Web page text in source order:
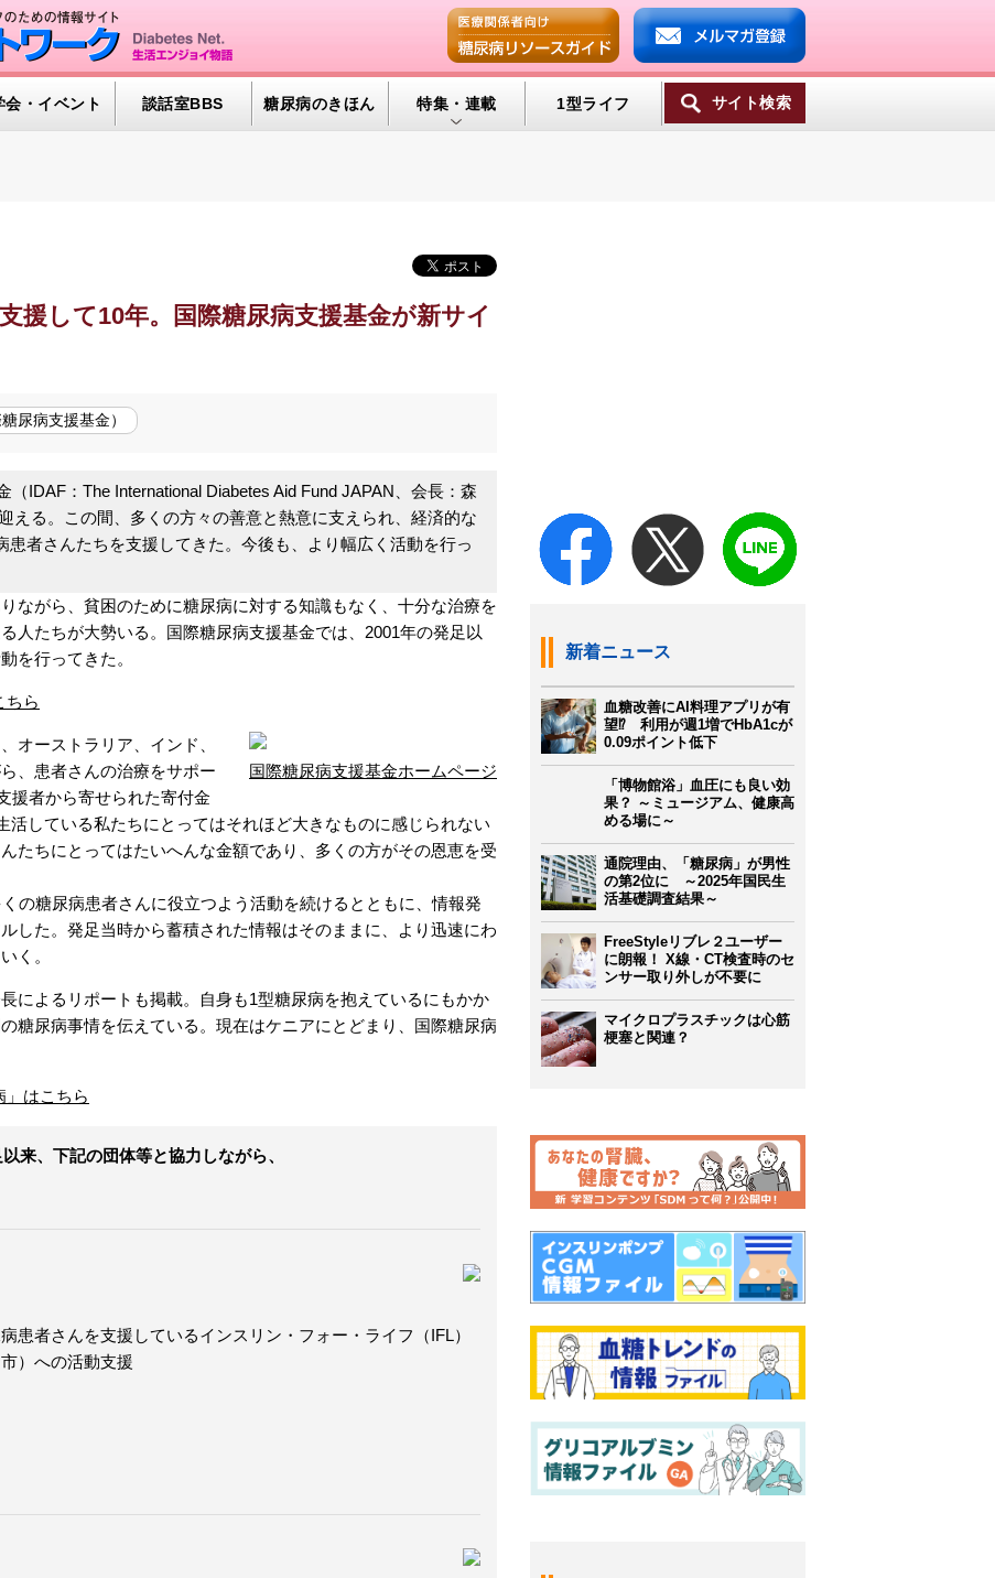
会・イベント 談話室BBS 糖尿病のきほん 特集・連載
グリコアルブミン
1型ライフ サイト検索
援して10年。国際糖尿病支援基金が新サイ
尿病支援基金）
IDAF：The International Diabetes Aid Fund JAPAN、会長：森
える。この間、多くの方々の善意と熱意に支えられ、経済的な
者さんたちを支援してきた。今後も、より幅広く活動を行っ
ながら、貧困のために糖尿病に対する知識もなく、十分な治療を
人たちが大勢いる。国際糖尿病支援基金では、2001年の発足以
を行ってきた。
ちら
国際糖尿病支援基金ホームページ
オーストラリア、インド、
、患者さんの治療をサポー
援者から寄せられた寄付金
活している私たちにとってはそれほど大きなものに感じられない
たちにとってはたいへんな金額であり、多くの方がその恩恵を受
の糖尿病患者さんに役立つよう活動を続けるとともに、情報発
した。発足当時から蓄積された情報はそのままに、より迅速にわ
く。
によるリポートも掲載。自身も1型糖尿病を抱えているにもかか
糖尿病事情を伝えている。現在はケニアにとどまり、国際糖尿病
」はこちら
来、下記の団体等と協力しながら、
患者さんを支援しているインスリン・フォー・ライフ（IFL）
）への活動支援
新着ニュース
血糖改善にAI料理アプリが有
望⁉ 利用が週1増でHbA1cが
0.09ポイント低下
「博物館浴」血圧にも良い効
果？ ～ミュージアム、健康高
める場に～
通院理由、「糖尿病」が男性
の第2位に ～2025年国民生
活基礎調査結果～
FreeStyleリブレ２ユーザー
に朗報！ X線・CT検査時のセ
ンサー取り外しが不要に
マイクロプラスチックは心筋
梗塞と関連？